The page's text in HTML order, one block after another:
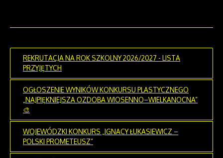
REKRUTACJA NA ROK SZKOLNY 2026/2027 - LISTA
PRZYJĘTYCH
OGŁOSZENIE WYNIKÓW KONKURSU PLASTYCZNEGO
„NAJPIĘKNIEJSZA OZDOBA WIOSENNO–WIELKANOCNA”
🎨
WOJEWÓDZKI KONKURS „IGNACY ŁUKASIEWICZ –
POLSKI PROMETEUSZ”